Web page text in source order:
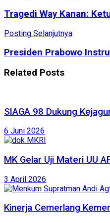
Tragedi Way Kanan:
Posting Selanjutnya
Presiden Prabowo
Related Posts
SIAGA 98 Dukung
6 Juni 2026
MK Gelar Uji Materi UU
3 April 2026
Kinerja Cemerlang